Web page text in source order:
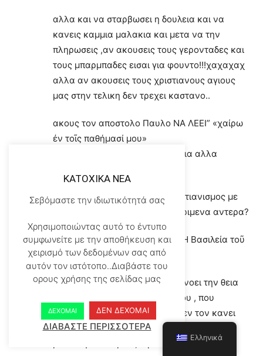
αλλα και να σταρβωσει η δουλεια και να
κανεις καμμια μαλακια και μετα να την
πληρωσεις ,αν ακουσεις τους γερονταδες και
τους μπαρμπαδες εισαι για φουντο!!!χαχαχαχ
αλλα αν ακουσεις τους χριστιανους αγιους
μας στην τελικη δεν τρεχει καστανο..
ακους τον αποστολο Παυλο ΝΑ ΛΕΕΙ” «χαίρω
ἐν τοῖς παθήμασί μου»
και αλλαζεις σκεψεις και πας για αλλα
και ξαναρωταω τι σχεση ο χριστιανισμος με
αυτα τα καταστροφολογικα στριμενα αντερα?
εδω ο ΛΟΥΚ ειναι ξεκαθαρος «Ἡ Βασιλεία τοῦ
Θεοῦ ἐντός ὑμῶν ἐστίν»
και οταν μιλαει για βασιλεια εννοει την θεια
χαρη ,δηλαδη την χαρα του θεου , που
αγαλλιαζει των ανθρωπο και δεν τον κανει
καταστροφολογο σαν τους γεροντες…που
μιλανε για σεισμους λιμους και
KATOXIKA NEA
Σεβόμαστε την ιδιωτικότητά σας
Χρησιμοποιώντας αυτό το έντυπο
συμφωνείτε με την αποθήκευση και
χειρισμό των δεδομένων σας από
αυτόν τον ιστότοπο..Διαβάστε του
ορους χρήσης της σελίδας μας
ΔΕΧΟΜΑΙ ΔΕΝ ΔΕΧΟΜΑΙ
ΔΙΑΒΑΣΤΕ ΠΕΡΙΣΣΟΤΕΡΑ
Ελληνικά